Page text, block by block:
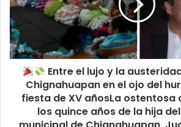
Entre el lujo y la
Chignahuapan en el ojo del
fiesta de XV añosLa ostentosa
los quince años de la hija